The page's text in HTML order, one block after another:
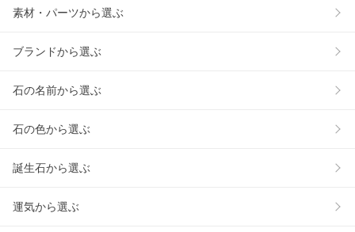
素材・パーツから選ぶ
ブランドから選ぶ
石の名前から選ぶ
石の色から選ぶ
誕生石から選ぶ
運気から選ぶ